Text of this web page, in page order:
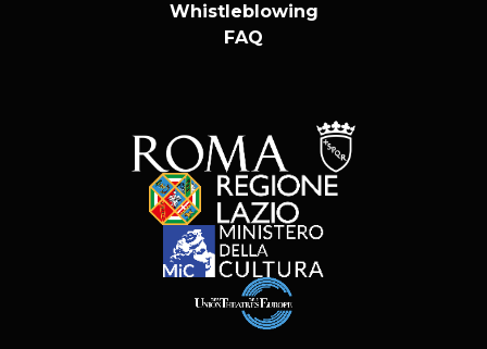
Whistleblowing
FAQ